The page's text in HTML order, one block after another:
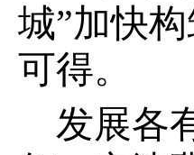
城”加快
可得。
发展各